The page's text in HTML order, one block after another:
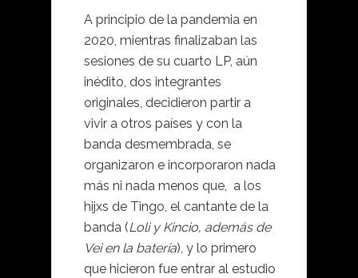
A principio de la pandemia en
2020, mientras finalizaban las
sesiones de su cuarto LP, aún
inédito, dos integrantes
originales, decidieron partir a
vivir a otros países y con la
banda desmembrada, se
organizaron e incorporaron nada
más ni nada menos que, a los
hijxs de Tingo, el cantante de la
banda (Loli y Kincio, además de
Vei en la batería), y lo primero
que hicieron fue entrar al estudio